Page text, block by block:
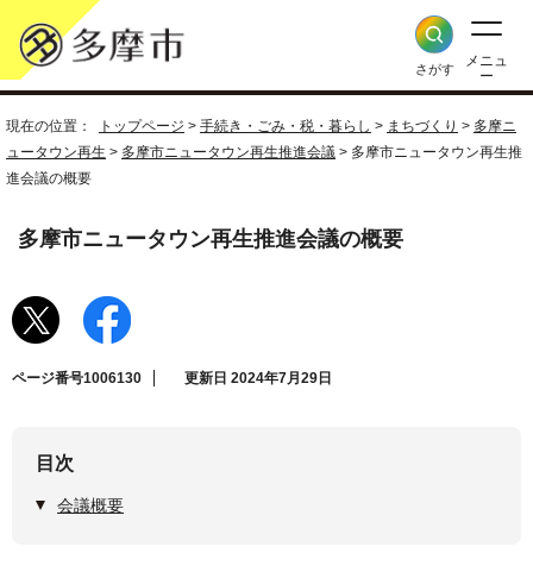
さがす
メニュ
ー
現在の位置： トップページ > 手続き・ごみ・税・暮らし > まちづくり > 多摩ニ
ュータウン再生 > 多摩市ニュータウン再生推進会議 > 多摩市ニュータウン再生推
進会議の概要
多摩市ニュータウン再生推進会議の概要
ページ番号1006130 更新日 2024年7月29日
目次
会議概要